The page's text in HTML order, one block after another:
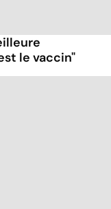
le vaccin"